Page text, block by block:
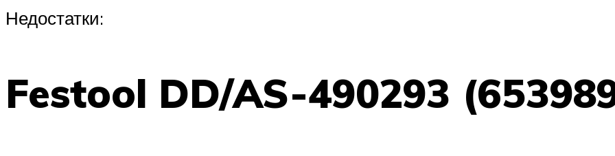
Недостатки:
Festool DD/AS-490293